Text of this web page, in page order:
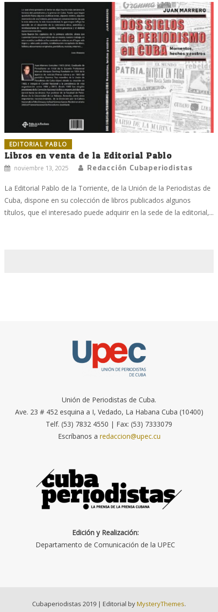
EDITORIAL PABLO
Libros en venta de la Editorial Pablo
noviembre 13, 2025 Redacción Cubaperiodistas
La Editorial Pablo de la Torriente, de la Unión de la Periodistas de
Cuba, dispone en su colección de libros publicados algunos
títulos, que el interesado puede adquirir en la sede de la editorial,...
Unión de Periodistas de Cuba.
Ave. 23 # 452 esquina a I, Vedado, La Habana Cuba (10400)
Telf. (53) 7832 4550 | Fax: (53) 7333079
Escríbanos a redaccion@upec.cu
Edición y Realización:
Departamento de Comunicación de la UPEC
Cubaperiodistas 2019 | Editorial byMysteryThemes.